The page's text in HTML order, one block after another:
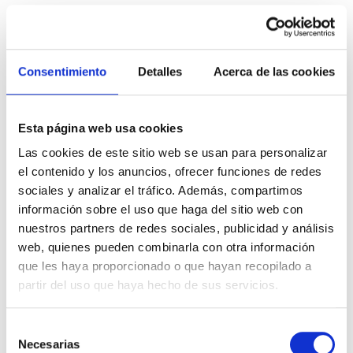
Consentimiento Detalles Acerca de las cookies
Esta página web usa cookies
Las cookies de este sitio web se usan para personalizar
el contenido y los anuncios, ofrecer funciones de redes
sociales y analizar el tráfico. Además, compartimos
información sobre el uso que haga del sitio web con
nuestros partners de redes sociales, publicidad y análisis
web, quienes pueden combinarla con otra información
que les haya proporcionado o que hayan recopilado a
partir del uso que haya hecho de sus servicios.
Necesarias
TERMOS ELÉCTRICOS
VER SERVICIO - PRECIO